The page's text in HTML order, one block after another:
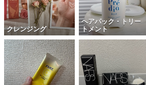
クレンジング
ヘアパック・トリー
トメント